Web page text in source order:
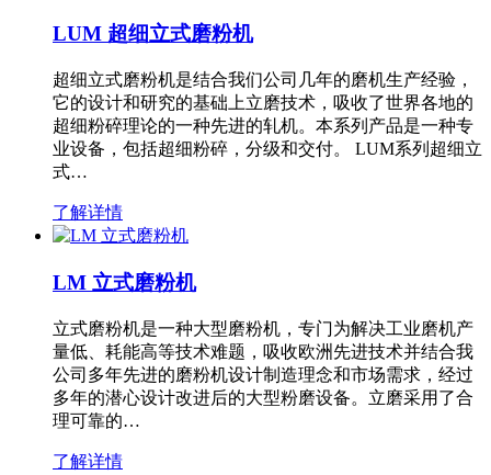
LUM 超细立式磨粉机
超细立式磨粉机是结合我们公司几年的磨机生产经验，
它的设计和研究的基础上立磨技术，吸收了世界各地的
超细粉碎理论的一种先进的轧机。本系列产品是一种专
业设备，包括超细粉碎，分级和交付。 LUM系列超细立
式…
了解详情
LM 立式磨粉机
立式磨粉机是一种大型磨粉机，专门为解决工业磨机产
量低、耗能高等技术难题，吸收欧洲先进技术并结合我
公司多年先进的磨粉机设计制造理念和市场需求，经过
多年的潜心设计改进后的大型粉磨设备。立磨采用了合
理可靠的…
了解详情